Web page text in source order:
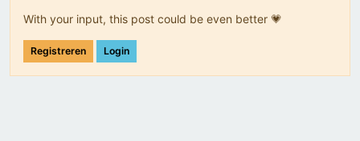
With your input, this post could be even better 💗
Registreren Login